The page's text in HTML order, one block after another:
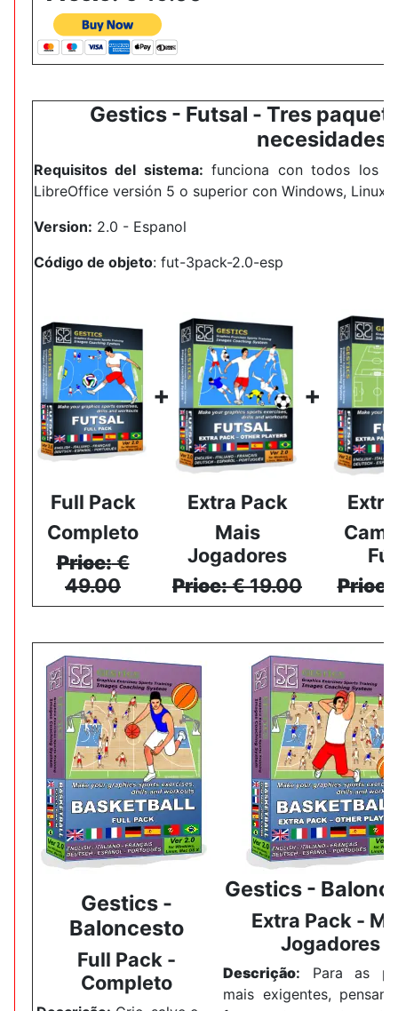
Gestics - Futsal - Tres
necesidades.
Requisitos del sistema: funciona con todos los
LibreOffice versión 5 o superior con Windows, Linux
Version: 2.0 - Espanol
Código de objeto: fut-3pack-2.0-esp
+ +
Full Pack
Completo
Price:€
49.00
Extra Pack
Mais
Jogadores
Price:€ 19.00
Price:
Gestics -
Baloncesto
Full Pack -
Completo
Gestics -
Extra Pack -
Jogadores
Descrição:
Para as
mais exigentes,